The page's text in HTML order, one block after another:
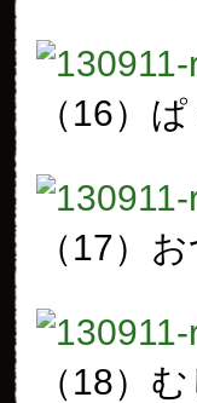
（16） ぱ
（17）
（18） む